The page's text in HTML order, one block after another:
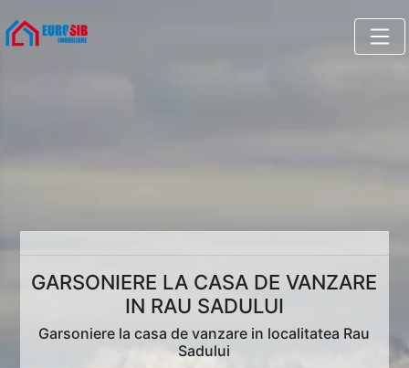
GARSONIERE LA CASA DE VANZARE
IN RAU SADULUI
Garsoniere la casa de vanzare in localitatea Rau
Sadului